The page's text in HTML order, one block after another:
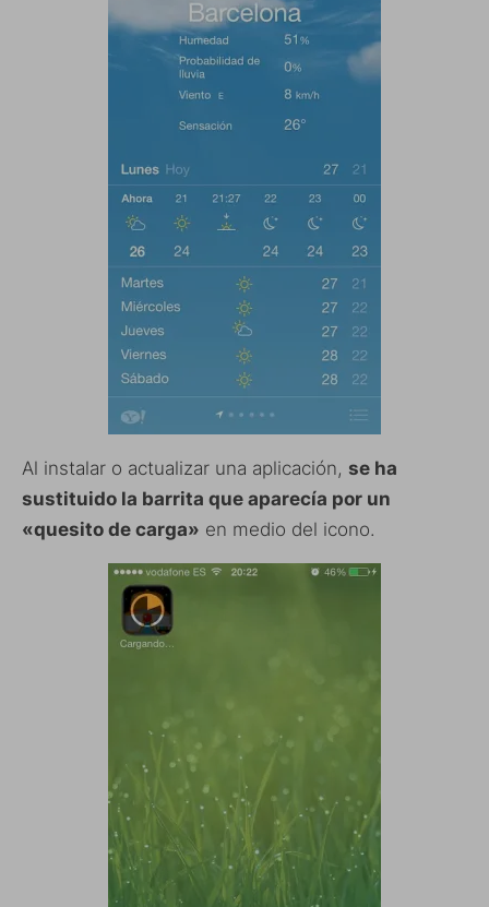
Al instalar o actualizar una aplicación, se ha
sustituido la barrita que aparecía por un
«quesito de carga» en medio del icono.